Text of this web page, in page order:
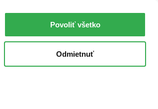
Povoliť všetko
Odmietnuť